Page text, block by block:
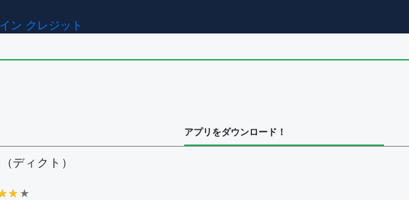
ン クレジット
アプリをダウンロード！
ディクト）